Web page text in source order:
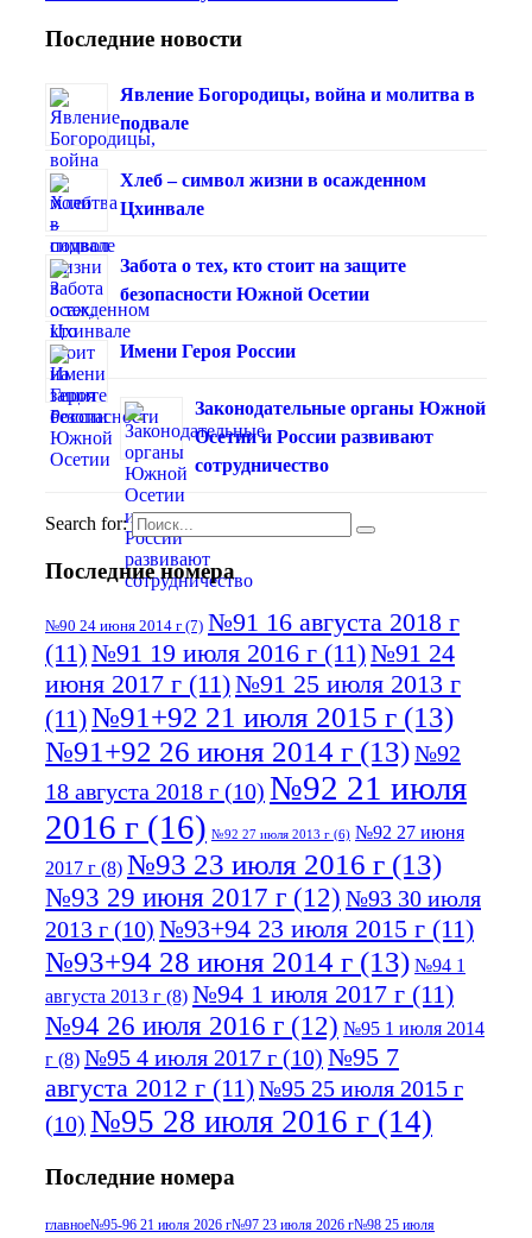
Последние новости
Явление Богородицы, война и молитва в
подвале
Хлеб – символ жизни в осажденном
Цхинвале
Забота о тех, кто стоит на защите
безопасности Южной Осетии
Имени Героя России
Законодательные органы Южной
Осетии и России развивают
сотрудничество
Search for:
Последние номера
№90 24 июня 2014 г (7) №91 16 августа 2018 г
(11)№91 19 июля 2016 г (11)№91 24
июня 2017 г (11)№91 25 июля 2013 г
(11)№91+92 21 июля 2015 г (13)
№91+92 26 июня 2014 г (13)№92
18 августа 2018 г (10) №92 21 июля
2016 г (16) №92 27 июля 2013 г (6) №92 27 июня
2017 г (8) №93 23 июля 2016 г (13)
№93 29 июня 2017 г (12) №93 30 июля
2013 г (10) №93+94 23 июля 2015 г (11)
№93+94 28 июня 2014 г (13) №94 1
августа 2013 г (8) №94 1 июля 2017 г (11)
№94 26 июля 2016 г (12) №95 1 июля 2014
г (8) №95 4 июля 2017 г (10) №95 7
августа 2012 г (11)№95 25 июля 2015 г
(10) №95 28 июля 2016 г (14)
июля 2017 г(11)№96 9 августа 2012
г(13) №96 28 июля 2015 г(9) №96+97 3
Последние номера
главное№95-96 21 июля 2026 г№97 23 июля 2026 г№98 25 июля